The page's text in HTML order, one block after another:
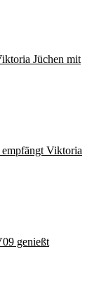
Jüchen mit
Viktoria
genießt